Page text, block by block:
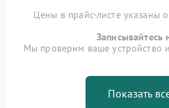
Цены в прайс-листе указаны
Записывайтесь
Мы проверим ваше устройство
Показать